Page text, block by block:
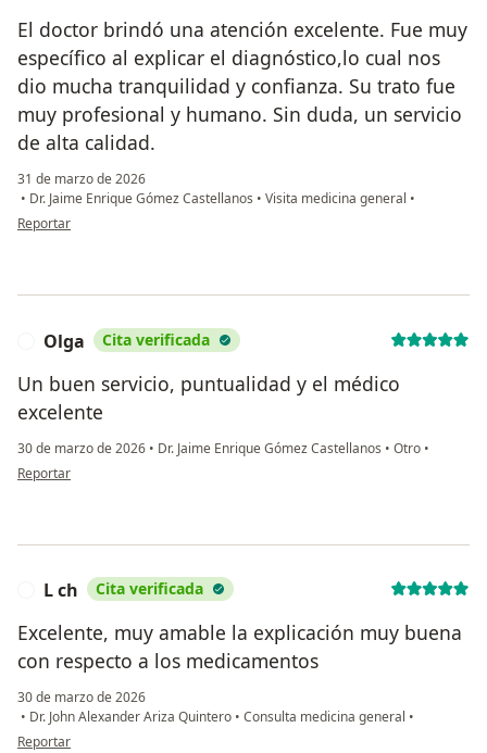
El doctor brindó una atención excelente. Fue muy
específico al explicar el diagnóstico,lo cual nos
dio mucha tranquilidad y confianza. Su trato fue
muy profesional y humano. Sin duda, un servicio
de alta calidad.
31 de marzo de 2026
• Dr. Jaime Enrique Gómez Castellanos • Visita medicina general •
en opinión del usuario Maria Eugenia corzo
Reportar
Olga Cita verificada
Un buen servicio, puntualidad y el médico
excelente
30 de marzo de 2026 • Dr. Jaime Enrique Gómez Castellanos • Otro •
en opinión del usuario Olga
Reportar
L ch Cita verificada
Excelente, muy amable la explicación muy buena
con respecto a los medicamentos
30 de marzo de 2026
• Dr. John Alexander Ariza Quintero • Consulta medicina general •
en opinión del usuario L ch
Reportar